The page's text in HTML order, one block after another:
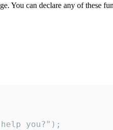
You can declare any of these
you?");